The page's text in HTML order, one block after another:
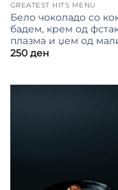
GREATEST HITS MENU
Бело чоколадо со
бадем, крем од
плазма и џем од
250 ден